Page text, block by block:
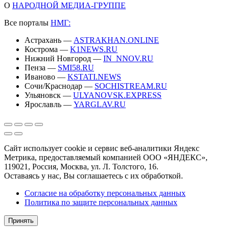
О НАРОДНОЙ МЕДИА-ГРУППЕ
Все порталы НМГ:
Астрахань — ASTRAKHAN.ONLINE
Кострома — K1NEWS.RU
Нижний Новгород — IN_NNOV.RU
Пенза — SMI58.RU
Иваново — KSTATI.NEWS
Сочи/Краснодар — SOCHISTREAM.RU
Ульяновск — ULYANOVSK.EXPRESS
Ярославль — YARGLAV.RU
Сайт использует cookie и сервис веб-аналитики Яндекс
Метрика, предоставляемый компанией ООО «ЯНДЕКС»,
119021, Россия, Москва, ул. Л. Толстого, 16.
Оставаясь у нас, Вы соглашаетесь с их обработкой.
Согласие на обработку персональных данных
Политика по защите персональных данных
Принять